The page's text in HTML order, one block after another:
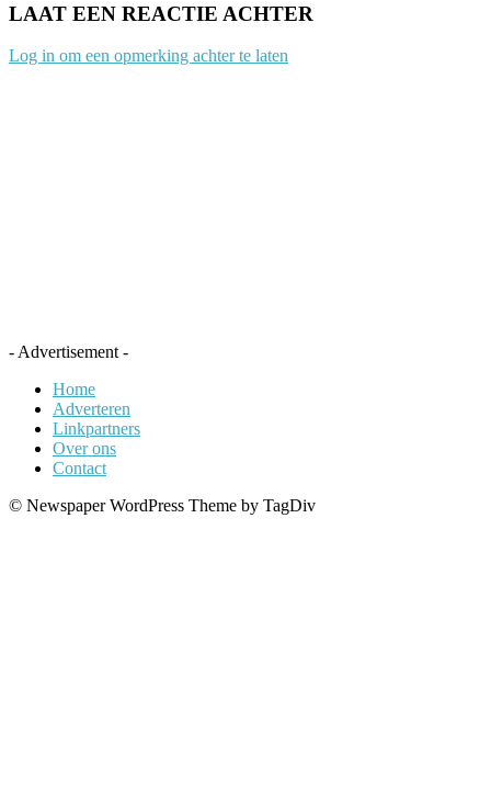
LAAT EEN REACTIE ACHTER
Log in om een opmerking achter te laten
- Advertisement -
Home
Adverteren
Linkpartners
Over ons
Contact
© Newspaper WordPress Theme by TagDiv